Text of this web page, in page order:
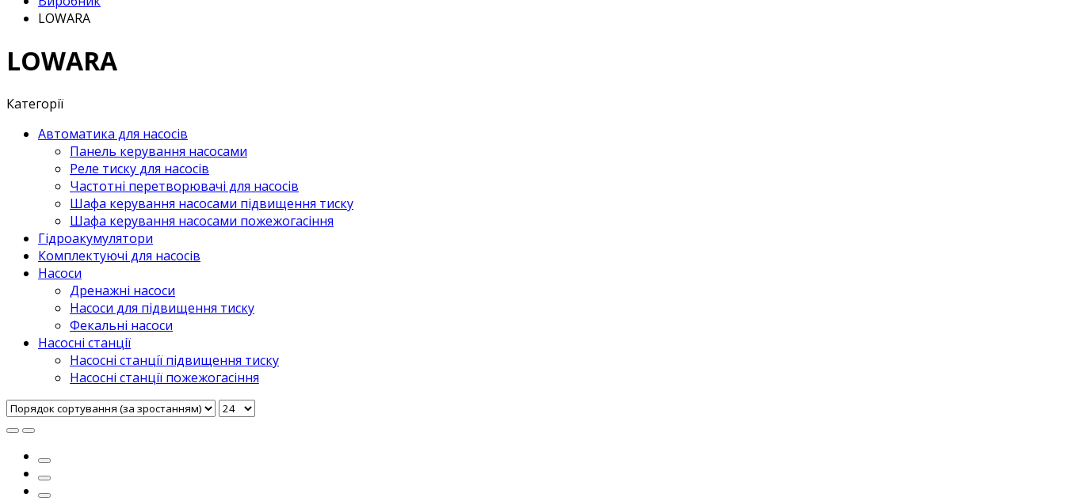
LOWARA
LOWARA
Категорії
Автоматика для насосів
Панель керування насосами
Реле тиску для насосів
Частотні перетворювачі для насосів
Шафа керування насосами підвищення тиску
Шафа керування насосами пожежогасіння
Гідроакумулятори
Комплектуючі для насосів
Насоси
Дренажні насоси
Насоси для підвищення тиску
Фекальні насоси
Насосні станції
Насосні станції підвищення тиску
Насосні станції пожежогасіння